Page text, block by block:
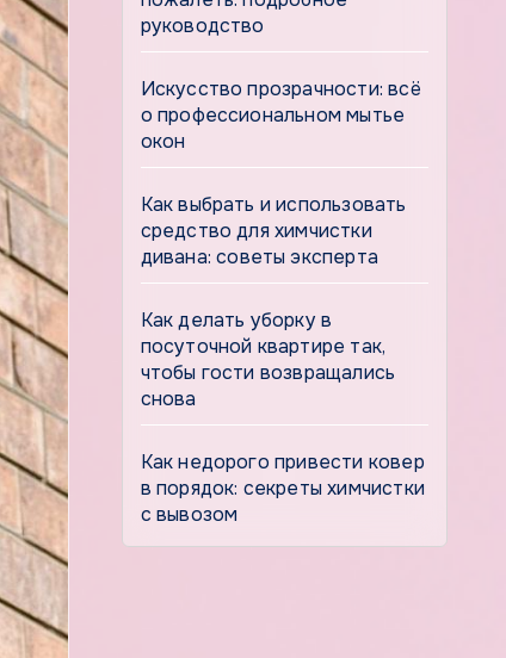
руководство
Искусство прозрачности: всё
о профессиональном мытье
окон
Как выбрать и использовать
средство для химчистки
дивана: советы эксперта
Как делать уборку в
посуточной квартире так,
чтобы гости возвращались
снова
Как недорого привести ковер
в порядок: секреты химчистки
с вывозом